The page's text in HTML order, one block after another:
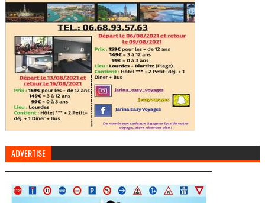
ADVERTISE